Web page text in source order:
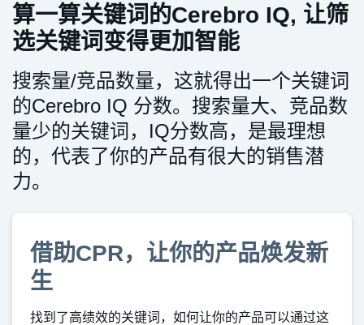
算一算关键词的Cerebro IQ, 让筛
选关键词变得更加智能
搜索量/竞品数量，这就得出一个关键词
的Cerebro IQ 分数。搜索量大、竞品数
量少的关键词，IQ分数高，是最理想
的，代表了你的产品有很大的销售潜
力。
借助CPR，让你的产品焕发新
生
找到了高绩效的关键词，如何让你的产品可以通过这